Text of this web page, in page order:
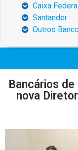
Caixa
Santander
Outros
Bancários
nova